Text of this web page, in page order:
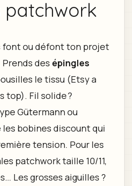
patchwork
font ou défont ton projet
des épingles
le tissu (Etsy a
top). Fil solide ?
Gütermann ou
bobines discount qui
tension. Pour les
patchwork taille 10/11,
Les grosses aiguilles ?